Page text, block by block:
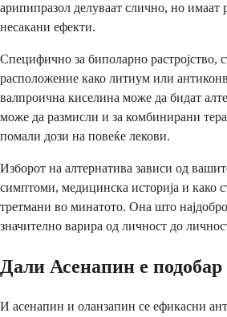
арипипразол делуваат слично, но
несакани ефекти.
Специфично за биполарно растројство,
расположение како литиум или
валпроична киселина може да бидат
може да размисли и за комбинирани
помали дози на повеќе лекови.
Изборот на алтернатива зависи од
симптоми, медицинска историја и како
третмани во минатото. Она што
значително варира од личност до
Дали Асенапин е
И асенапин и оланзапин се ефикасни